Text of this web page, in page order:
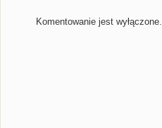
Komentowanie jest wyłączone.